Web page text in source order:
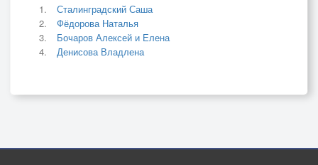
Сталинградский Саша
Фёдорова Наталья
Бочаров Алексей и Елена
Денисова Владлена